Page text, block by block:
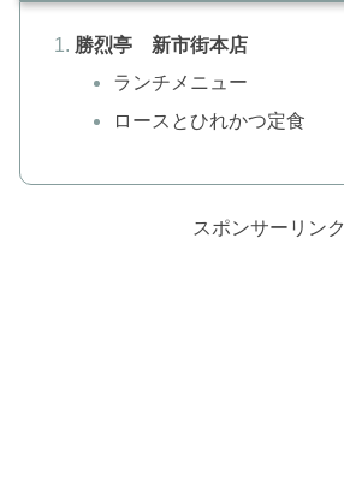
勝烈亭 新市街本店
ランチメニュー
ロースとひれかつ定食
スポンサーリンク